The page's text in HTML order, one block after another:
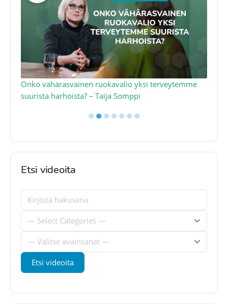
Onko vähärasvainen ruokavalio yksi terveytemme
suurista harhoista? – Taija Somppi
●●●●●●●
Etsi videoita